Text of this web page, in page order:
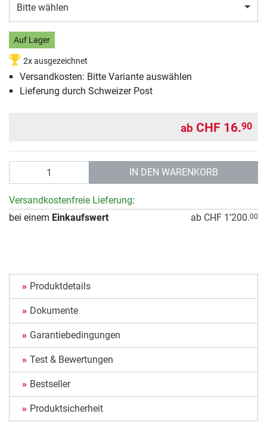
Bitte wählen
Auf Lager
2x ausgezeichnet
Versandkosten: Bitte Variante auswählen
Lieferung durch Schweizer Post
ab CHF 16.90
IN DEN WARENKORB
Versandkostenfreie Lieferung:
bei einem Einkaufswert ab CHF 1’200.00
Produktdetails
Dokumente
Garantiebedingungen
Test & Bewertungen
Bestseller
Produktsicherheit